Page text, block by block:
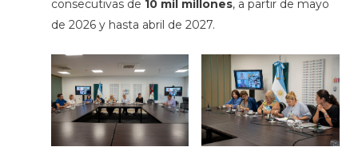
consecutivas de 10 mil millones, a partir de mayo
de 2026 y hasta abril de 2027.